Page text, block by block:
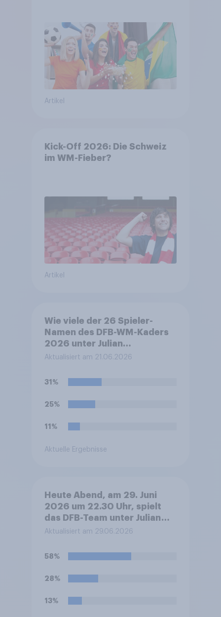
Artikel
Kick-Off 2026: Die Schweiz
im WM-Fieber?​
Artikel
Wie viele der 26 Spieler-
Namen des DFB-WM-Kaders
2026 unter Julian
Nagelsmann können Sie
Aktualisiert am 21.06.2026
31%
25%
11%
Aktuelle Ergebnisse
Heute Abend, am 29. Juni
2026 um 22.30 Uhr, spielt
das DFB-Team unter Julian
Nagelsmann bei der Fußball-
Finalspiel gegen Paraguay.
Was glauben Sie, wer das
Spiel gewinnen und damit ins
Aktualisiert am 29.06.2026
58%
28%
13%